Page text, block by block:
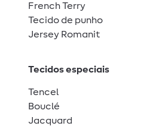
French Terry
Tecido de punho
Jersey Romanit
Tecidos especiais
Tencel
Bouclé
Jacquard